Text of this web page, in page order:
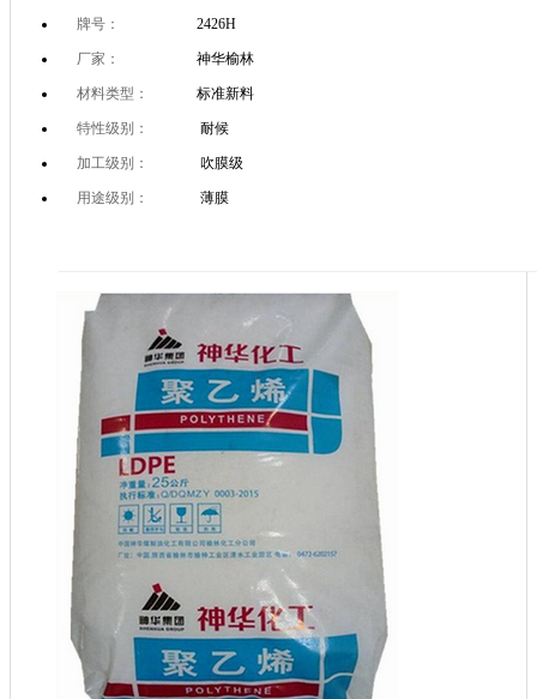
牌号： 2426H
厂家： 神华榆林
材料类型： 标准新料
特性级别： 耐候
加工级别： 吹膜级
用途级别： 薄膜